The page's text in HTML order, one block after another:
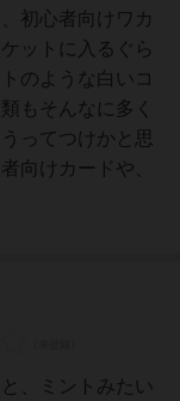
初心者向けワカ
ットに入るぐら
のような白いコ
もそんなに多く
ってつけかと思
向けカードや、
、ミントみたい